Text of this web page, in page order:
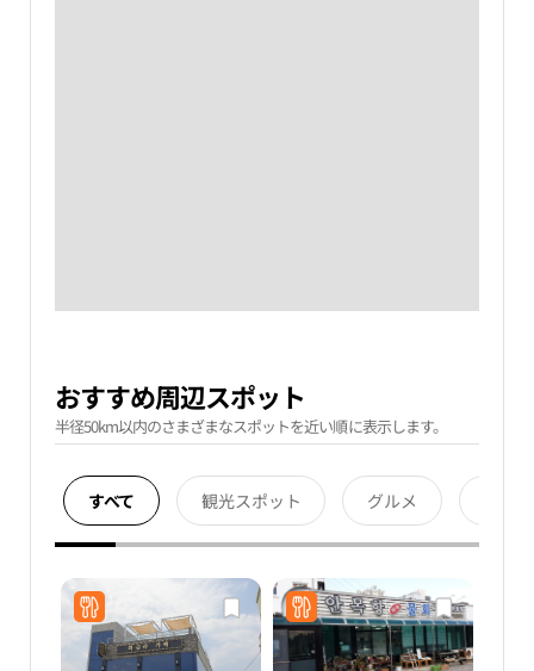
おすすめ周辺スポット
半径50km以内のさまざまなスポットを近い順に表示します。
すべて 観光スポット グルメ